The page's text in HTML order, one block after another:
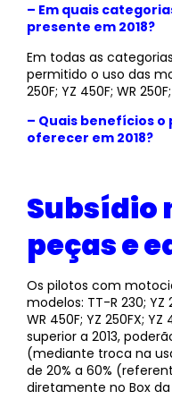
– Em quais
presente em 2018?
Em todas as
permitido o uso das
250F; YZ 450F; WR
– Quais benefícios o
oferecer em 2018?
Subsídio
peças e
Os pilotos com
modelos: TT-R 230; YZ
WR 450F; YZ 250FX;
superior a 2013,
(mediante troca na
de 20% a 60%
diretamente no Box